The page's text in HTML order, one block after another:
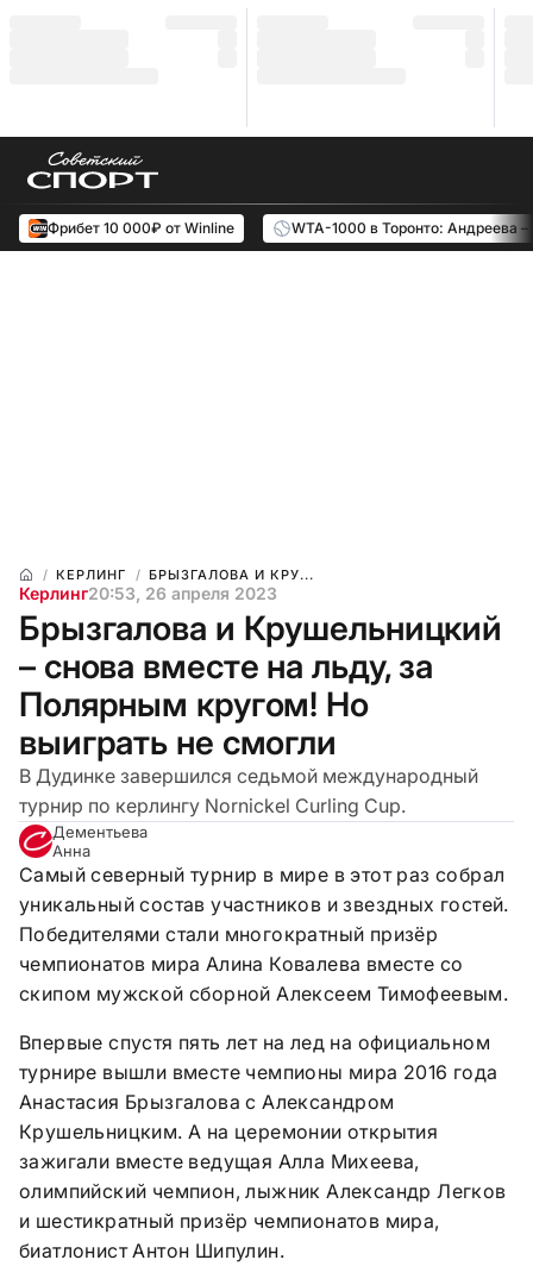
Фрибет 10 000₽ от Winline WTA-1000 в Торонто: Андреева
КЕРЛИНГ БРЫЗГАЛОВА И КРУ...
Керлинг20:53, 26 апреля 2023
Брызгалова и Крушельницкий
– снова вместе на льду, за
Полярным кругом! Но
выиграть не смогли
В Дудинке завершился седьмой международный
турнир по керлингу Nornickel Curling Cup.
Дементьева
Анна
Самый северный турнир в мире в этот раз собрал
уникальный состав участников и звездных гостей.
Победителями стали многократный призёр
чемпионатов мира Алина Ковалева вместе со
скипом мужской сборной Алексеем Тимофеевым.
Впервые спустя пять лет на лед на официальном
турнире вышли вместе чемпионы мира 2016 года
Анастасия Брызгалова с Александром
Крушельницким. А на церемонии открытия
зажигали вместе ведущая Алла Михеева,
олимпийский чемпион, лыжник Александр Легков
и шестикратный призёр чемпионатов мира,
биатлонист Антон Шипулин.